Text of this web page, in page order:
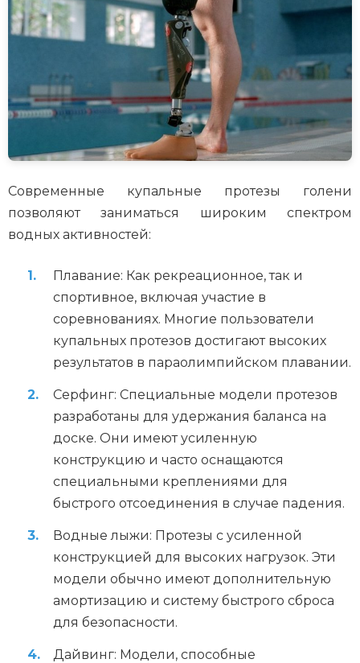
Современные купальные протезы голени
позволяют заниматься широким спектром
водных активностей:
Плавание: Как рекреационное, так и
спортивное, включая участие в
соревнованиях. Многие пользователи
купальных протезов достигают высоких
результатов в параолимпийском плавании.
Серфинг: Специальные модели протезов
разработаны для удержания баланса на
доске. Они имеют усиленную
конструкцию и часто оснащаются
специальными креплениями для
быстрого отсоединения в случае падения.
Водные лыжи: Протезы с усиленной
конструкцией для высоких нагрузок. Эти
модели обычно имеют дополнительную
амортизацию и систему быстрого сброса
для безопасности.
Дайвинг: Модели, способные